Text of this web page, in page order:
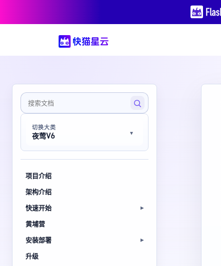
切换大类
夜莺V6
项目介绍
架构介绍
快速开始
黄埔营
安装部署
升级